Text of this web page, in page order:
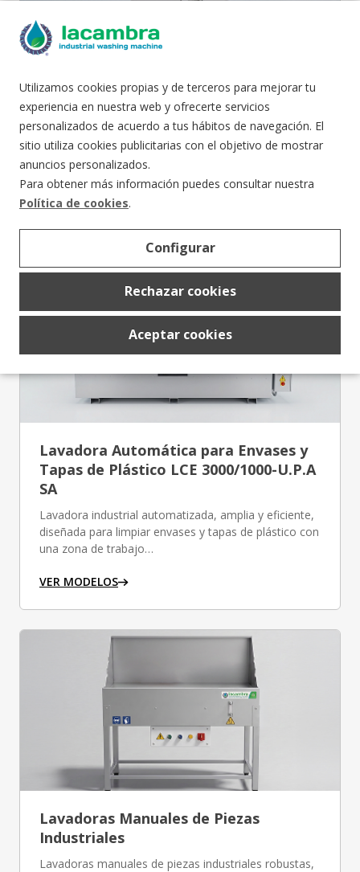
Lavadora de Colectores de Destilación
LC 80/50 CD-SA
La lavadora de colectores de destilación circular es
una solución industrial compacta, automatizada y
fabricada en acero inoxid…
VER MODELOS
Lavadora Automática para Envases y
Tapas de Plástico LCE 3000/1000-U.P.A
SA
Lavadora industrial automatizada, amplia y eficiente,
diseñada para limpiar envases y tapas de plástico con
una zona de trabajo…
VER MODELOS
Lavadoras Manuales de Piezas
Industriales
Lavadoras manuales de piezas industriales robustas,
Utilizamos cookies propias y de terceros para mejorar tu
experiencia en nuestra web y ofrecerte servicios
personalizados de acuerdo a tus hábitos de navegación. El
sitio utiliza cookies publicitarias con el objetivo de mostrar
anuncios personalizados.
Para obtener más información puedes consultar nuestra
Política de cookies.
Rechazar cookies
Configurar
Aceptar cookies